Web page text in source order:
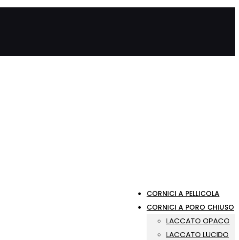
CORNICI A PELLICOLA
CORNICI A PORO CHIUSO
LACCATO OPACO
LACCATO LUCIDO